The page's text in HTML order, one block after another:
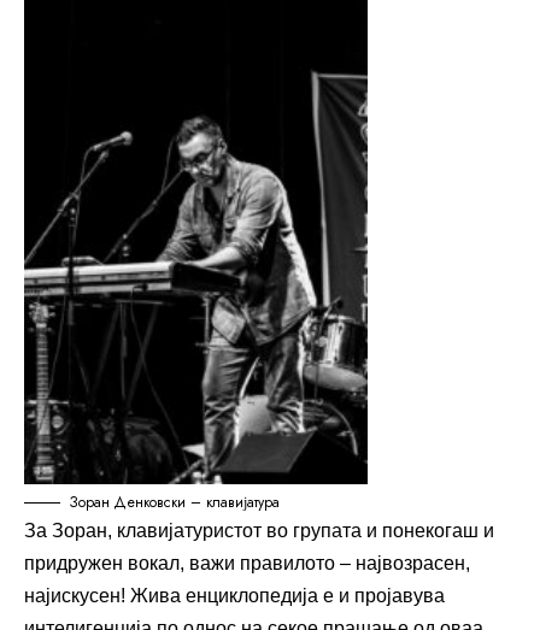
Зоран Денковски – клавијатура
За Зоран, клавијатуристот во групата и понекогаш и
придружен вокал, важи правилото – највозрасен,
најискусен! Жива енциклопедија е и пројавува